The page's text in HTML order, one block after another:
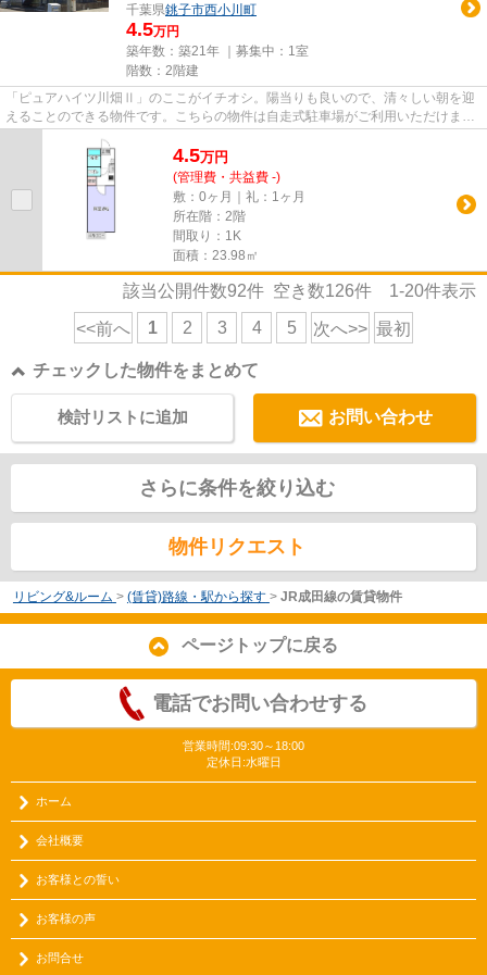
千葉県銚子市西小川町
4.5万円
築年数：築21年 ｜募集中： 1室
階数：2階建
「ピュアハイツ川畑Ⅱ」のここがイチオシ。陽当りも良いので、清々しい朝を迎
えることのできる物件です。こちらの物件は自走式駐車場がご利用いただけま
4.5万円
(管理費・共益費 -)
敷：0ヶ月｜礼：1ヶ月
所在階：2階
間取り：1K
面積：23.98㎡
該当公開件数92件 空き数126件 1-20件表示
<<前へ 1 2 3 4 5 次へ>> 最初
チェックした物件をまとめて
お問い合わせ
検討リストに追加
さらに条件を絞り込む
物件リクエスト
リビング&ルーム > (賃貸)路線・駅から探す > JR成田線の賃貸物件
ページトップに戻る
電話でお問い合わせする
営業時間:09:30～18:00
定休日:水曜日
ホーム
会社概要
お客様との誓い
お客様の声
お問合せ